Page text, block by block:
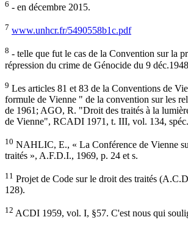
6 - en décembre 2015.
7 www.unhcr.fr/5490558b1c.pdf
8 - telle que fut le cas de la Convention sur la
répression du crime de Génocide du 9
9 Les articles 81 et 83 de la Conventions de
formule de Vienne " de la convention sur les
de 1961; AGO, R. "Droit des traités à la
de Vienne", RCADI 1971, t. III, vol. 134,
10 NAHLIC, E., « La Conférence de Vienne
traités », A.F.D.I., 1969, p. 24 et s.
11 Projet de Code sur le droit des traités
128).
12 ACDI 1959, vol. I, §57. C'est nous qui